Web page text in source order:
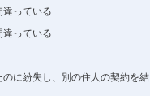
違っている
違っている
のに紛失し、別の住人の契約を